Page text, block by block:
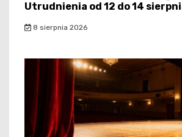
Utrudnienia od 12 do 14
8 sierpnia 2026